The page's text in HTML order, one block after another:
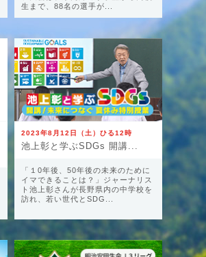
生まで、88名の選手が...
2023年8月12日（土）ひる12時
池上彰と学ぶSDGs 開講...
「１0年後、50年後の未来のために
イマできることは？」ジャーナリス
ト池上彰さんが長野県内の中学校を
訪れ、若い世代とSDG...